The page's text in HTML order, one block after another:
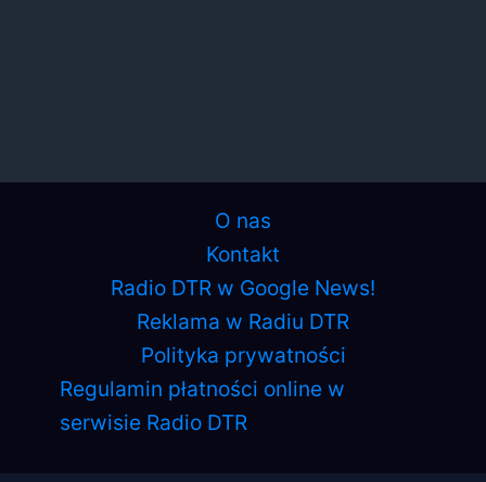
O nas
Kontakt
Radio DTR w Google News!
Reklama w Radiu DTR
Polityka prywatności
Regulamin płatności online w
serwisie Radio DTR